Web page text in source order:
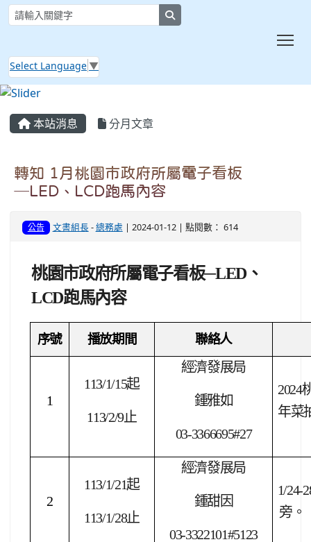
Select Language ▼
本站消息 分月文章
轉知 1月桃園市政府所屬電子看板
─LED、LCD跑馬內容
公告 文書組長-總務處 | 2024-01-12 | 點閱數： 614
桃園市政府所屬電子看板─LED、
LCD跑馬內容
序號 播放期間 聯絡人
1
113/1/15起
113/2/9止
經濟發展局
鍾雅如
03-3366695#27
2024
年菜
2
113/1/21起
113/1/28止
經濟發展局
鍾甜因
03-3322101#5123
1/24-
旁。